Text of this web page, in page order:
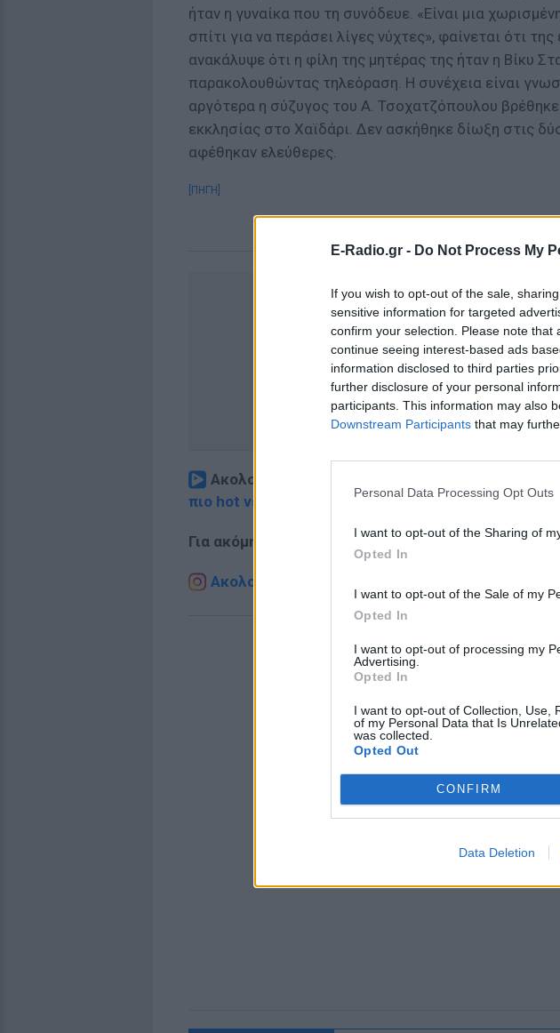
E-Radio.gr - Do Not Process My
If you wish to opt-out of the sale,
sensitive information for targeted
confirm your selection. Please note
continue seeing interest-based ads
information disclosed to third parties
further disclosure of your personal
participants. This information may also
Downstream Participants that may
Personal Data Processing Opt Outs
I want to opt-out of the Sharing of
Opted In
I want to opt-out of the Sale of my
Opted In
I want to opt-out of processing my
Advertising.
Opted In
I want to opt-out of Collection, Use,
of my Personal Data that Is
was collected.
Opted Out
CONFIRM
Data Deletion
ήταν η γυναίκα που τη συνόδευε. «Είναι μια
σπίτι για να περάσει λίγες νύχτες», φαίνεται ότι
ανακάλυψε ότι η φίλη της μητέρας της ήταν η Βίκυ
παρακολουθώντας τηλεόραση. Η συνέχεια είναι
αργότερα η σύζυγος του Α. Τσοχατζόπουλου
εκκλησίας στο Χαϊδάρι. Δεν ασκήθηκε δίωξη στις
αφέθηκαν ελεύθερες.
[ΠΗΓΗ]
ΔΙΑΦΗΜΙΣΗ
Ακολουθήστε το E-Radio.gr στο
πιο hot νέα
Για ακόμη περισσότερα νέα , μπείτε στηνροή
Ακολουθήστε το E-Radio.gr και στο Instagram